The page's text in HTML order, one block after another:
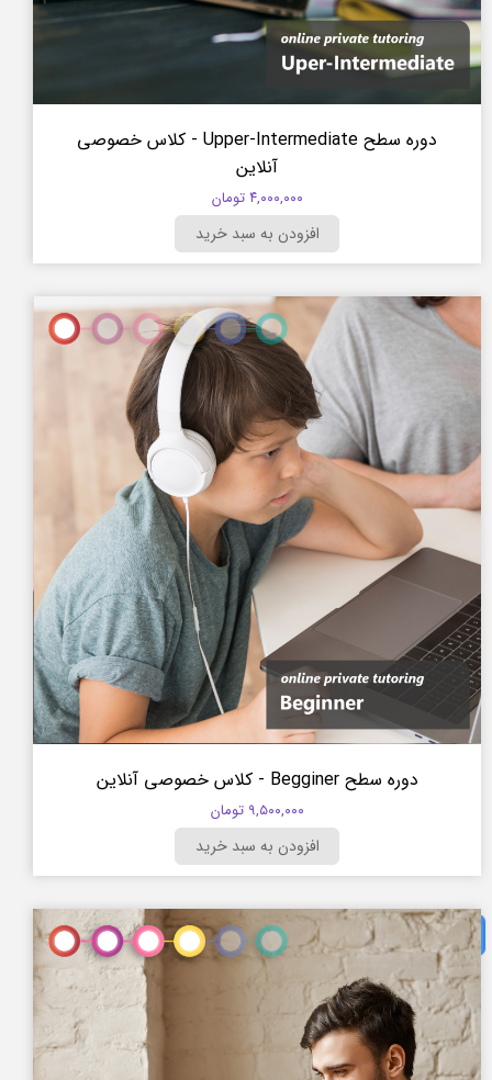
با تعیین سطح آنلاین، سطح خودتون رو مشخص کنید
دوره سطح Upper-Intermediate - کلاس خصوصی
آنلاین
۴,۰۰۰,۰۰۰ تومان
افزودن به سبد خرید
دوره سطح Begginer - کلاس خصوصی آنلاین
۹,۵۰۰,۰۰۰ تومان
افزودن به سبد خرید